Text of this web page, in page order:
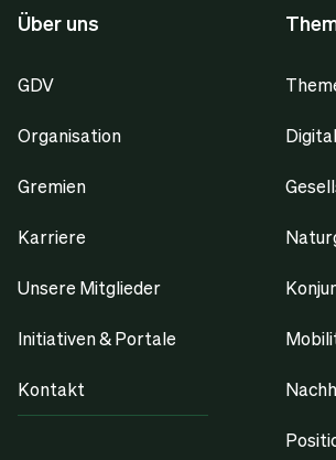
Über uns
GDV
Organisation
Gremien
Karriere
Unsere Mitglieder
Initiativen & Portale
Kontakt